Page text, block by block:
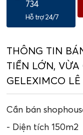
734
Hỗ trợ 24/7
THÔNG TIN
TIỀN LỚN,
GELEXIMCO
Cần bán
- Diện tích 150m2